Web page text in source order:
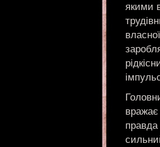
якими